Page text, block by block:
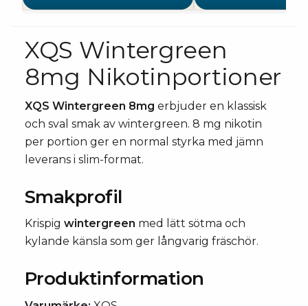
XQS Wintergreen
8mg Nikotinportioner
XQS Wintergreen 8mg erbjuder en klassisk
och sval smak av wintergreen. 8 mg nikotin
per portion ger en normal styrka med jämn
leverans i slim-format.
Smakprofil
Krispig wintergreen med lätt sötma och
kylande känsla som ger långvarig fräschör.
Produktinformation